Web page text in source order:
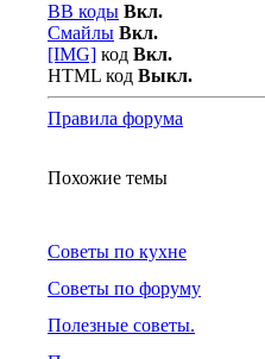
BB коды Вкл.
Смайлы Вкл.
[IMG] код Вкл.
HTML код Выкл.
Правила форума
Похожие темы
Советы по кухне
Советы по форуму
Полезные советы.